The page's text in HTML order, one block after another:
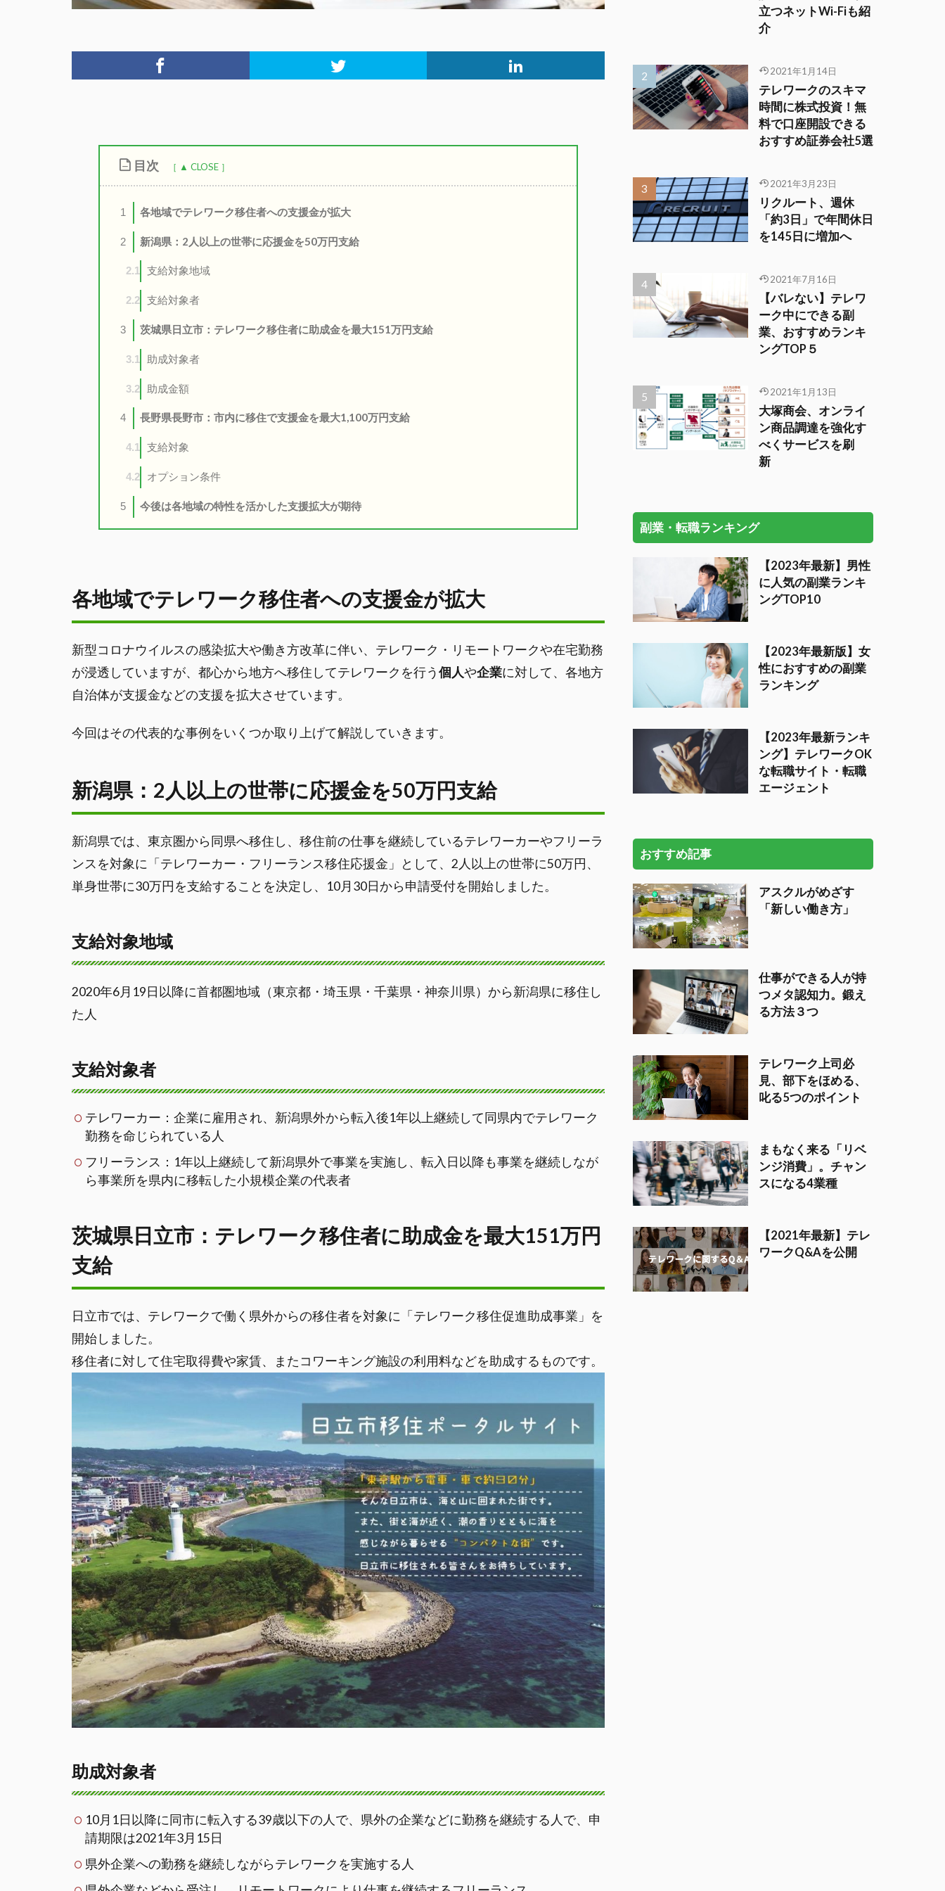
目次
1 各地域でテレワーク移住者への支援金が拡大
2 新潟県：2人以上の世帯に応援金を50万円支給
2.1 支給対象地域
2.2 支給対象者
3 茨城県日立市：テレワーク移住者に助成金を最大151万円支給
3.1 助成対象者
3.2 助成金額
4 長野県長野市：市内に移住で支援金を最大1,100万円支給
4.1 支給対象
4.2 オプション条件
5 今後は各地域の特性を活かした支援拡大が期待
各地域でテレワーク移住者への支援金が拡大
新型コロナウイルスの感染拡大や働き方改革に伴い、テレワーク・リモートワークや在宅勤務
が浸透していますが、都心から地方へ移住してテレワークを行う個人や企業に対して、各地方
自治体が支援金などの支援を拡大させています。
今回はその代表的な事例をいくつか取り上げて解説していきます。
新潟県：2人以上の世帯に応援金を50万円支給
新潟県では、東京圏から同県へ移住し、移住前の仕事を継続しているテレワーカーやフリーラ
ンスを対象に「テレワーカー・フリーランス移住応援金」として、2人以上の世帯に50万円、
単身世帯に30万円を支給することを決定し、10月30日から申請受付を開始しました。
支給対象地域
2020年6月19日以降に首都圏地域（東京都・埼玉県・千葉県・神奈川県）から新潟県に移住し
た人
支給対象者
テレワーカー：企業に雇用され、新潟県外から転入後1年以上継続して同県内でテレワーク
勤務を命じられている人
フリーランス：1年以上継続して新潟県外で事業を実施し、転入日以降も事業を継続しなが
ら事業所を県内に移転した小規模企業の代表者
茨城県日立市：テレワーク移住者に助成金を最大151万円
支給
日立市では、テレワークで働く県外からの移住者を対象に「テレワーク移住促進助成事業」を
開始しました。
移住者に対して住宅取得費や家賃、またコワーキング施設の利用料などを助成するものです。
助成対象者
10月1日以降に同市に転入する39歳以下の人で、県外の企業などに勤務を継続する人で、申
請期限は2021年3月15日
県外企業への勤務を継続しながらテレワークを実施する人
立つネットWi-Fiも紹
介
2021年1月14日
テレワークのスキマ
時間に株式投資！無
料で口座開設できる
おすすめ証券会社5選
2021年3月23日
リクルート、週休
「約3日」で年間休日
を145日に増加へ
2021年7月16日
【バレない】テレワ
ーク中にできる副
業、おすすめランキ
ングTOP５
2021年1月13日
大塚商会、オンライ
ン商品調達を強化す
べくサービスを刷
新
副業・転職ランキング
【2023年最新】男性
に人気の副業ランキ
ングTOP10
【2023年最新版】女
性におすすめの副業
ランキング
【2023年最新ランキ
ング】テレワークOK
な転職サイト・転職
エージェント
おすすめ記事
アスクルがめざす
「新しい働き方」
仕事ができる人が持
つメタ認知力。鍛え
る方法３つ
テレワーク上司必
見、部下をほめる、
叱る5つのポイント
まもなく来る「リベ
ンジ消費」。チャン
スになる4業種
【2021年最新】テレ
ワークQ&Aを公開